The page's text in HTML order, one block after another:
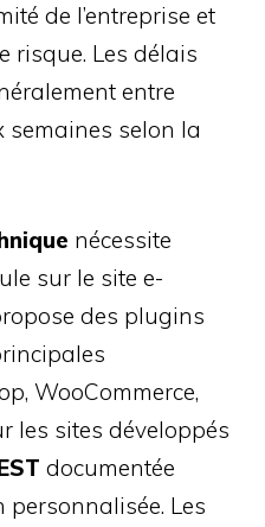
de l’entreprise et
risque. Les délais
entre
semaines selon la
nécessite
sur le site e-
des plugins
WooCommerce,
les sites développés
documentée
Les